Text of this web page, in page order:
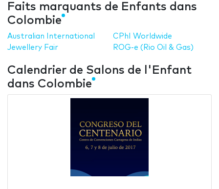
Faits marquants de Enfants dans
Colombie
Australian International
Jewellery Fair
CPhI Worldwide
ROG-e (Rio Oil & Gas)
Calendrier de Salons de l'Enfant
dans Colombie